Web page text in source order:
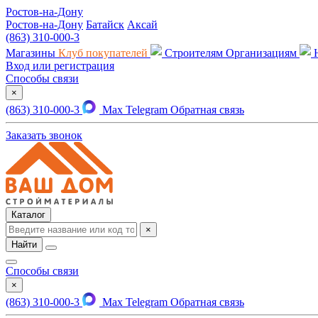
Ростов-на-Дону
Ростов-на-Дону Батайск Аксай
(863) 310-000-3
Магазины Клуб покупателей Строителям Организациям
Вход или регистрация
Способы связи
×
(863) 310-000-3 Max Telegram Обратная связь
Заказать звонок
Каталог
×
Найти
Способы связи
×
(863) 310-000-3 Max Telegram Обратная связь